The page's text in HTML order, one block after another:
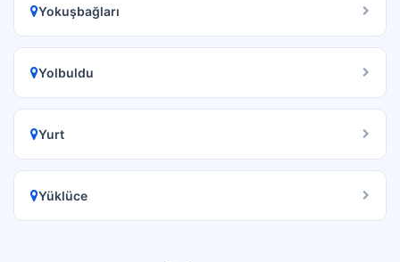
Yokuşbağları
Yolbuldu
Yurt
Yüklüce